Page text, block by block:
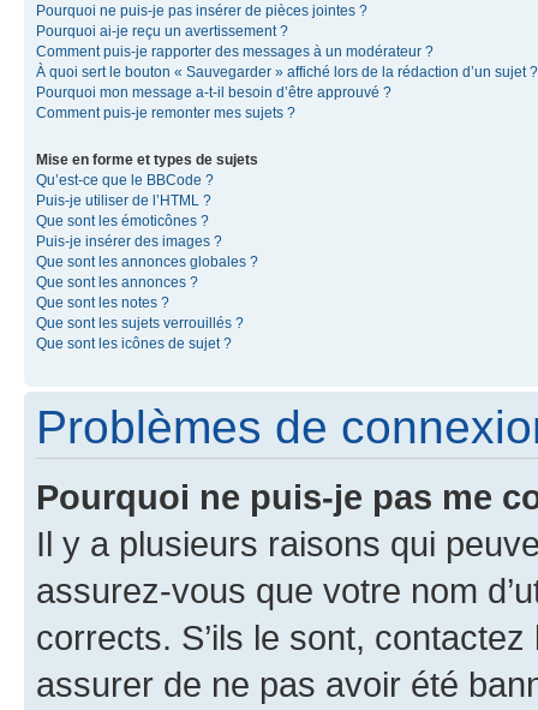
Pourquoi ne puis-je pas insérer de pièces jointes ?
Pourquoi ai-je reçu un avertissement ?
Comment puis-je rapporter des messages à un modérateur ?
À quoi sert le bouton « Sauvegarder » affiché lors de la rédaction d’un sujet ?
Pourquoi mon message a-t-il besoin d’être approuvé ?
Comment puis-je remonter mes sujets ?
Mise en forme et types de sujets
Qu’est-ce que le BBCode ?
Puis-je utiliser de l’HTML ?
Que sont les émoticônes ?
Puis-je insérer des images ?
Que sont les annonces globales ?
Que sont les annonces ?
Que sont les notes ?
Que sont les sujets verrouillés ?
Que sont les icônes de sujet ?
Problèmes de
Pourquoi ne puis-je pas me
Il y a plusieurs raisons qui
assurez-vous que votre nom
corrects. S’ils le sont,
assurer de ne pas avoir été